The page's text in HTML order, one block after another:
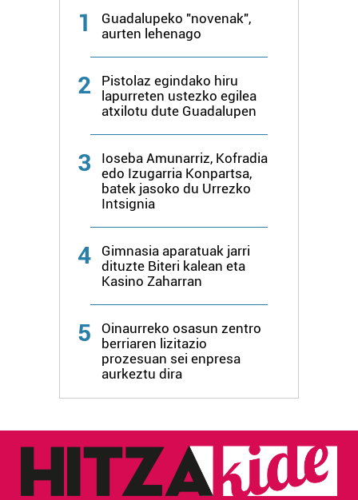
1
Guadalupeko "novenak",
aurten lehenago
2
Pistolaz egindako hiru
lapurreten ustezko egilea
atxilotu dute Guadalupen
3
Ioseba Amunarriz, Kofradia
edo Izugarria Konpartsa,
batek jasoko du Urrezko
Intsignia
4
Gimnasia aparatuak jarri
dituzte Biteri kalean eta
Kasino Zaharran
5
Oinaurreko osasun zentro
berriaren lizitazio
prozesuan sei enpresa
aurkeztu dira